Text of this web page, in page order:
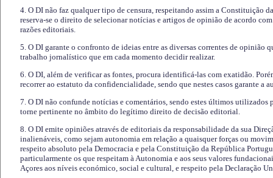
4. O DI não faz qualquer tipo de censura, respeitando assim a Constituição
reserva-se o direito de selecionar notícias e artigos de opinião de acordo
razões editoriais.
5. O DI garante o confronto de ideias entre as diversas correntes de opinião
trabalho jornalístico que em cada momento decidir realizar.
6. O DI, além de verificar as fontes, procura identificá-las com exatidão.
recorrer ao estatuto da confidencialidade, sendo que nestes casos garante a
7. O DI não confunde notícias e comentários, sendo estes últimos utilizados
torne pertinente no âmbito do legítimo direito de decisão editorial.
8. O DI emite opiniões através de editoriais da responsabilidade da sua
inalienáveis, como sejam autonomia em relação a quaisquer forças ou
respeito absoluto pela Democracia e pela Constituição da República
particularmente os que respeitam à Autonomia e aos seus valores
Açores aos níveis económico, social e cultural, e respeito pela Declaração